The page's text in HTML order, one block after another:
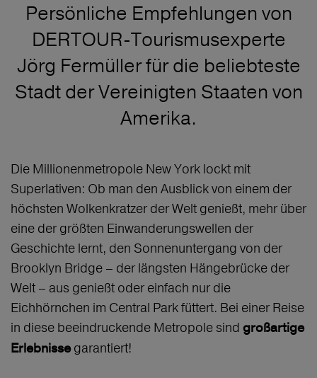
Persönliche Empfehlungen von
DERTOUR-Tourismusexperte
Jörg Fermüller für die beliebteste
Stadt der Vereinigten Staaten von
Amerika.
Die Millionenmetropole New York lockt mit
Superlativen: Ob man den Ausblick von einem der
höchsten Wolkenkratzer der Welt genießt, mehr über
eine der größten Einwanderungswellen der
Geschichte lernt, den Sonnenuntergang von der
Brooklyn Bridge – der längsten Hängebrücke der
Welt – aus genießt oder einfach nur die
Eichhörnchen im Central Park füttert. Bei einer Reise
in diese beeindruckende Metropole sind großartige
Erlebnissegarantiert!